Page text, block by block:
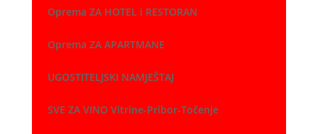
Oprema ZA HOTEL i RESTORAN
Oprema ZA APARTMANE
UGOSTITELJSKI NAMJEŠTAJ
SVE ZA VINO Vitrine-Pribor-Točenje